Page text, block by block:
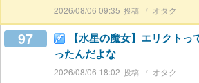
2026/08/06 09:35 オタク
97
【水星の魔女】エリクト
ったんだよな
2026/08/06 18:02 オタク